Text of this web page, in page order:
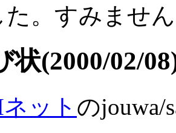
た。すみませ
状(2000/02/
ット のjouwa/